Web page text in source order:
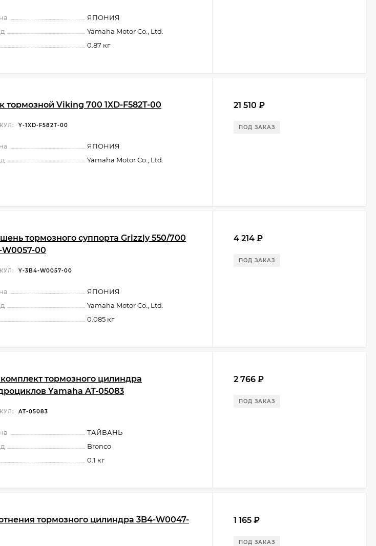
ЯПОНИЯ
Yamaha Motor Co., Ltd.
0.87 кг
тормозной Viking 700 1XD-F582T-00
Y-1XD-F582T-00
ЯПОНИЯ
Yamaha Motor Co., Ltd.
21 510 ₽
ПОД ЗАКАЗ
тормозного суппорта Grizzly 550/700
W0057-00
Y-3B4-W0057-00
ЯПОНИЯ
Yamaha Motor Co., Ltd.
0.085 кг
4 214 ₽
ПОД ЗАКАЗ
тормозного цилиндра
Yamaha AT-05083
AT-05083
ТАЙВАНЬ
Bronco
0.1 кг
2 766 ₽
ПОД ЗАКАЗ
тормозного цилиндра 3B4-W0047-
1 165 ₽
ПОД ЗАКАЗ